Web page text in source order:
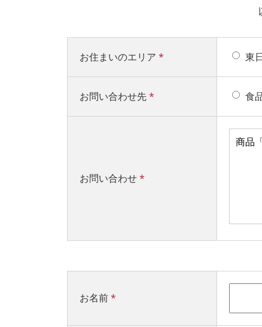
お住まいのエリア * 東
お問い合わせ先* 食
お問い合わせ*
お名前*